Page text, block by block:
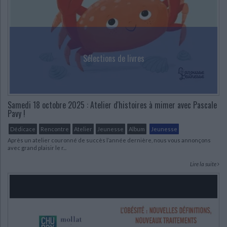
Sélections de livres
Samedi 18 octobre 2025 : Atelier d'histoires à mimer avec Pascale
Pavy !
Dédicace Rencontre Atelier Jeunesse Album
Jeunesse
Après un atelier couronné de succès l’année dernière, nous vous annonçons
avec grand plaisir le r...
Lire la suite